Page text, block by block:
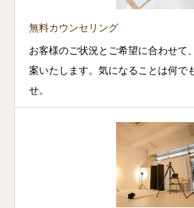
無料カウンセリング
お客様のご状況とご希望に合わせて
案いたします。気になることは何で
せ。